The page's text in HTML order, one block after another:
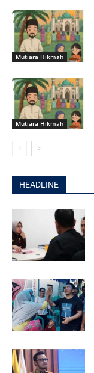
Mutiara Hikmah
Mutiara Hikmah
HEADLINE